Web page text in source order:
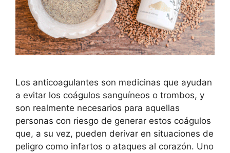
Los anticoagulantes son medicinas que ayudan
a evitar los coágulos sanguíneos o trombos, y
son realmente necesarios para aquellas
personas con riesgo de generar estos coágulos
que, a su vez, pueden derivar en situaciones de
peligro como infartos o ataques al corazón. Uno